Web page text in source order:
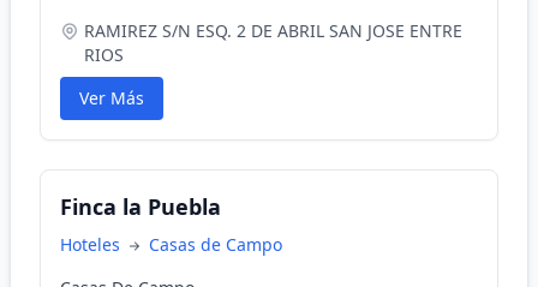
RAMIREZ S/N ESQ. 2 DE ABRIL SAN JOSE ENTRE
RIOS
Ver Más
Finca la Puebla
Hoteles
Casas de Campo